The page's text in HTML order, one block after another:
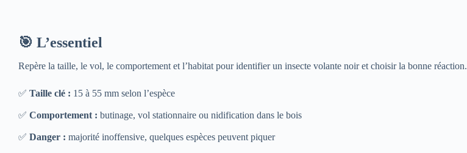
🎯 L’essentiel
Repère la taille, le vol, le comportement et l’habitat pour identifier un insecte volante noir et choisir la bonne réaction.
✅ Taille clé : 15 à 55 mm selon l’espèce
✅ Comportement : butinage, vol stationnaire ou nidification dans le bois
✅ Danger : majorité inoffensive, quelques espèces peuvent piquer